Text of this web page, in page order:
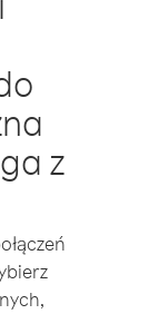
z